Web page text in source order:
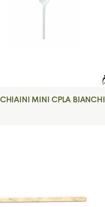
MINI CPLA BIANCHI